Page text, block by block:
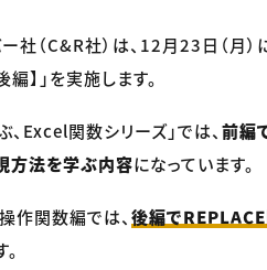
社（C&R社）は、12月23日（月
】」を実施します。
、Excel関数シリーズ」では、 前編
方法を学ぶ内容になっています。
作関数編では、 後編で